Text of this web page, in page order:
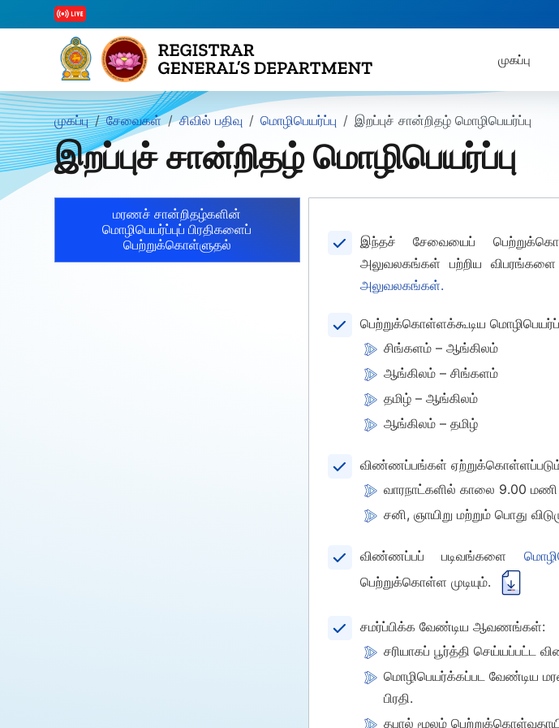
முகப்பு
முகப்பு சேவைகள் சிவில் பதிவு மொழிபெயர்ப்பு இறப்புச் சான்றிதழ் மொழிபெயர்ப்பு
இறப்புச் சான்றிதழ் மொழிபெயர்ப்பு
மரணச் சான்றிதழ்களின்
மொழிபெயர்ப்புப் பிரதிகளைப்
பெற்றுக்கொள்ளுதல்
இந்தச் சேவையைப்
அலுவலகங்கள் பற்றிய
அலுவலகங்கள்.
பெற்றுக்கொள்ளக்கூடிய
சிங்களம் – ஆங்கிலம்
ஆங்கிலம் – சிங்களம்
தமிழ் – ஆங்கிலம்
ஆங்கிலம் – தமிழ்
விண்ணப்பங்கள்
வாரநாட்களில் காலை 9.00
சனி, ஞாயிறு மற்றும் பொது
விண்ணப்பப் படிவங்களை
பெற்றுக்கொள்ள முடியும்.
சமர்ப்பிக்க வேண்டிய ஆவணங்கள்:
சரியாகப் பூர்த்தி செய்யப்பட்ட
மொழிபெயர்க்கப்பட வேண்டிய
பிரதி.
தபால் மூலம்